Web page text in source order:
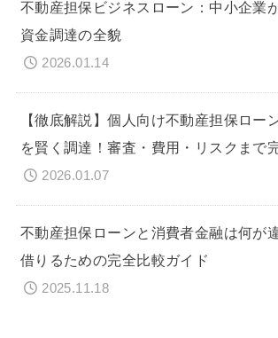
不動産担保ビジネスローン：中小企業
資金調達の全貌
2026.01.14
【徹底解説】個人向け不動産担保ロー
を賢く調達！審査・費用・リスクまで
2026.01.07
不動産担保ローンと消費者金融は何が
借りるための完全比較ガイド
2025.11.18